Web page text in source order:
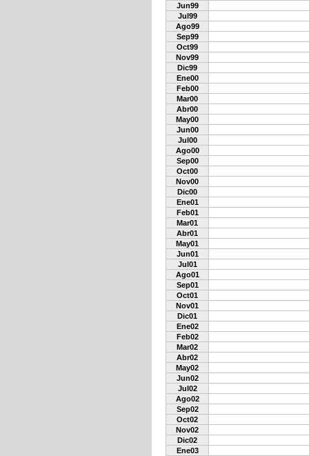
Jun99
Jul99
Ago99
Sep99
Oct99
Nov99
Dic99
Ene00
Feb00
Mar00
Abr00
May00
Jun00
Jul00
Ago00
Sep00
Oct00
Nov00
Dic00
Ene01
Feb01
Mar01
Abr01
May01
Jun01
Jul01
Ago01
Sep01
Oct01
Nov01
Dic01
Ene02
Feb02
Mar02
Abr02
May02
Jun02
Jul02
Ago02
Sep02
Oct02
Nov02
Dic02
Ene03